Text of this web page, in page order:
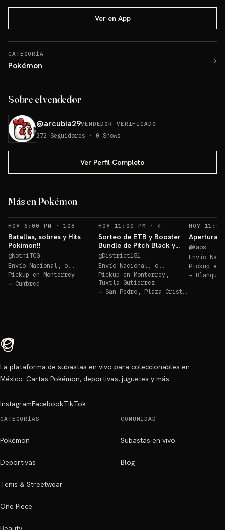
Ver en App
CATEGORÍA
Pokémon →
Sobre el vendedor
@arcubia29VENDEDOR VERIFICADO
272 Seguidores · 0 Shows
Ver Perfil Completo
Más en Pokémon
Los 3 de Kanto 30
HOY 6:00 PM ·108 RECORDATORIOS
Batallas, sobres y Hits
Pokimon!!
@NotniTCG
Envío Nacional, o..
Pickup en Monterrey
→ Cumbred
HOY 11:00 PM ·4 RECORDATORIOS
Sorteo de ETB y Booster
Bundle de Pitch Black y
Ascended Héroes!!
@District151
Envío Nacional, o..
Pickup en Monterrey,
Tuxtla Gutierrez
→ San Pedro, Plaza Cristal
HOY 11:00
Apertura
@Xaos
Envío
Pickup en
→
La plataforma de subastas en vivo para coleccionables en
México. Cartas Pokémon, deportivas, juguetes y más.
InstagramFacebookTikTok
CATEGORÍAS
Pokémon
Deportivas
Tenis & Streetwear
One Piece
COMUNIDAD
Subastas en vivo
Blog